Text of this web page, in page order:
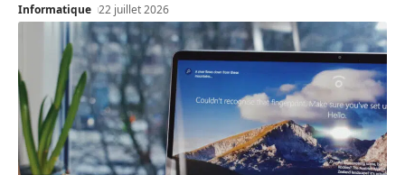
Informatique 22 juillet 2026